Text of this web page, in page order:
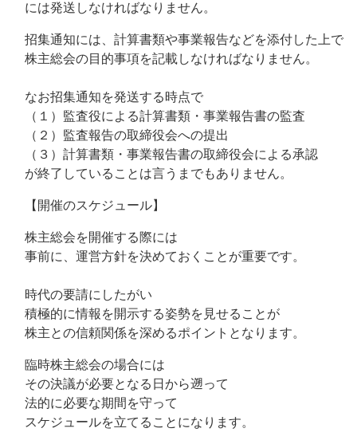
には発送しなければなりません。
招集通知には、計算書類や事業報告などを添付した上で
株主総会の目的事項を記載しなければなりません。
なお招集通知を発送する時点で
（１）監査役による計算書類・事業報告書の監査
（２）監査報告の取締役会への提出
（３）計算書類・事業報告書の取締役会による承認
が終了していることは言うまでもありません。
【開催のスケジュール】
株主総会を開催する際には
事前に、運営方針を決めておくことが重要です。
時代の要請にしたがい
積極的に情報を開示する姿勢を見せることが
株主との信頼関係を深めるポイントとなります。
臨時株主総会の場合には
その決議が必要となる日から遡って
法的に必要な期間を守って
スケジュールを立てることになります。